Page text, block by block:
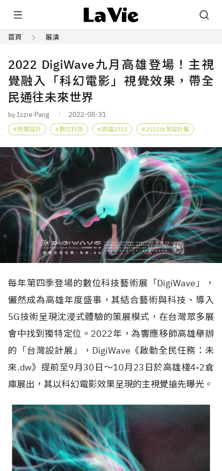
首頁 展演
2022 DigiWave九月高雄登場！主視
覺融入「科幻電影」視覺效果，帶全
民通往未來世界
by Izzie Pang 2022-08-31
視覺設計 數位科技 高雄2022 2022台灣設計展
每年第四季登場的數位科技藝術展「DigiWave」，
儼然成為高雄年度盛事，其結合藝術與科技、導入
5G技術呈現沈浸式體驗的策展模式，在台灣眾多展
會中找到獨特定位。2022年，為響應移師高雄舉辦
的「台灣設計展」，DigiWave《啟動全民任務：未
來.dw》提前至9月30日～10月23日於高雄棧4-2倉
庫展出，其以科幻電影效果呈現的主視覺搶先曝光。